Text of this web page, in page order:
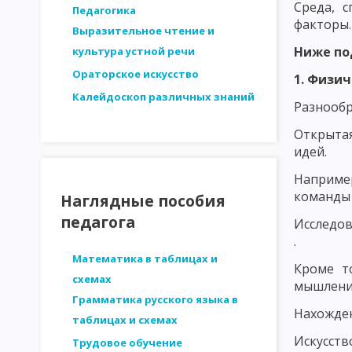
СТРУКТУРА ЛИЧНОСТИ - ПЛАТОНОВ. ОСНОВНЫЕ
ДВИЖУЩИЕ СИЛЫ РАЗВИТИЯ ЛИЧНОСТИ. ВОЗРАСТНАЯ
МЕТОДИКА ИССЛЕДОВАНИЯ ПЕДАГОГИЧЕСКИХ ПРОБЛЕМ
СТРУКТУРА ИССЛЕДОВАНИЯ В ПЕДАГОГИКЕ. ЭТАПЫ
АНАЛИЗ
ФОРМУЛИРОВКА ГИПОТЕЗ ПЕДАГОГИЧЕСКИХ ИССЛЕДОВАНИЙ
МЕТОДЫ ПЕДАГОГИЧЕСКОГО ИССЛЕДОВАНИЯ: НАБЛЮДЕНИЕ
МЕТОДЫ ПЕДАГОГИЧЕСКОГО ИССЛЕДОВАНИЯ: МЕТОД
МЕТОДЫ ПЕДАГОГИЧЕСКОГО ИССЛЕДОВАНИЯ: АНКЕТНЫЙ
МЕТОДЫ ПЕДАГОГИЧЕСКОГО ИССЛЕДОВАНИЯ: ТЕСТИРОВАНИЕ
Педагогика
Выразительное чтение и
культура устной речи
Ораторское искусство
Калейдоскоп различных знаний
Наглядные пособия
педагога
Математика в таблицах и
схемах
Грамматика русского языка в
таблицах и схемах
Трудовое обучение
Среда,
факторы.
Ниже
1.
идей.
команды
.
Кроме